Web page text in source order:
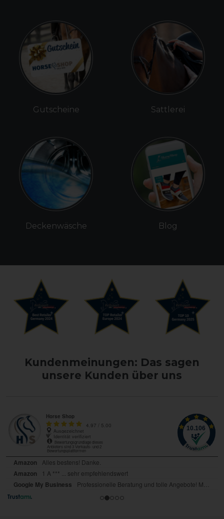
Gutscheine
Deckenwäsche
Sattlerei
Blog
Kundenmeinungen: Das sagen
unsere Kunden über uns